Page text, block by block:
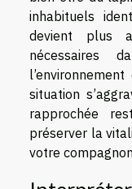
inhabituels
devient plus
nécessaires
situation
rapprochée
préserver la
votre